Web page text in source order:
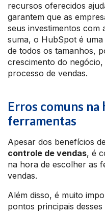
recursos oferecidos
garantem que as
seus investimentos com
suma, o HubSpot é
de todos os tamanhos,
crescimento do
processo de vendas.
Erros comuns na
ferramentas
Apesar dos benefícios
controle de vendas, é
na hora de escolher as
vendas.
Além disso, é muito
pontos principais